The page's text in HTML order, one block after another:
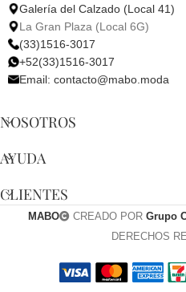
Galería del Calzado (Local 41)
La Gran Plaza (Local 6G)
(33)1516-3017
+52(33)1516-3017
Email: contacto@mabo.moda
NOSOTROS
AYUDA
CLIENTES
MABO CREADO POR Grupo
DERECHOS